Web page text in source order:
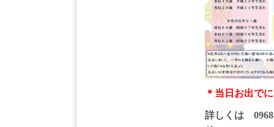
＊当日お出で
詳しくは